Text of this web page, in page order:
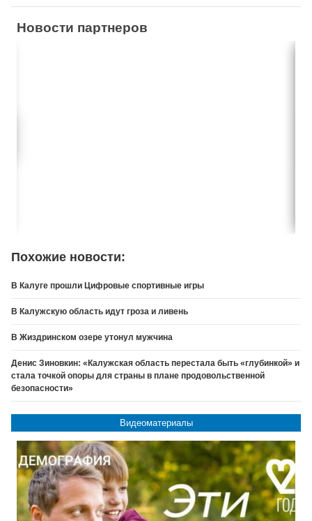
Новости партнеров
Похожие новости:
В Калуге прошли Цифровые спортивные игры
В Калужскую область идут гроза и ливень
В Жиздринском озере утонул мужчина
Денис Зиновкин: «Калужская область перестала быть «глубинкой» и
стала точкой опоры для страны в плане продовольственной
безопасности»
Видеоматериалы